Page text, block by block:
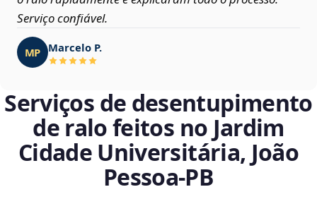
Serviço confiável.
MP Marcelo P.
Serviços de desentupimento
de ralo feitos no Jardim
Cidade Universitária, João
Pessoa‑PB